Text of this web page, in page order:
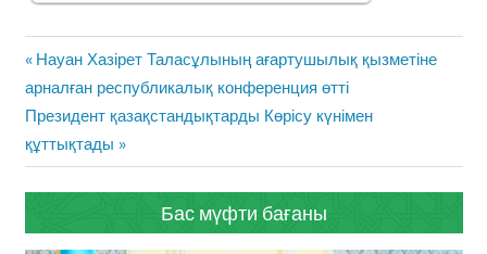
Жазба
навигациясы
Previous
Post:
Науан Хазірет Таласұлының ағартушылық қызметіне
арналған республикалық конференция өтті
Next
Post:
Президент қазақстандықтарды Көрісу күнімен
құттықтады
Бас мүфти бағаны